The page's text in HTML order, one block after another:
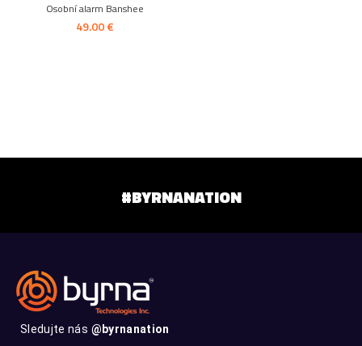
Osobní alarm Banshee
€
#BYRNANATION
Sledujte nás @byrnanation